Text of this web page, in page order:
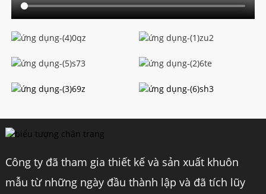
Công ty đã tham gia thiết kế và sản xuất khuôn
mẫu từ những ngày đầu thành lập và đã tích lũy